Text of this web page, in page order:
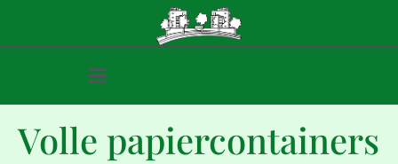
Volle papiercontainers